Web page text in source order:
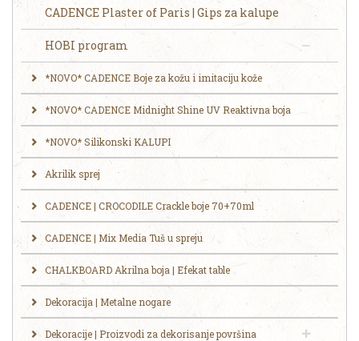
CADENCE Plaster of Paris | Gips za kalupe
HOBI program
*NOVO* CADENCE Boje za kožu i imitaciju kože
*NOVO* CADENCE Midnight Shine UV Reaktivna boja
*NOVO* Silikonski KALUPI
Akrilik sprej
CADENCE | CROCODILE Crackle boje 70+70ml
CADENCE | Mix Media Tuš u spreju
CHALKBOARD Akrilna boja | Efekat table
Dekoracija | Metalne nogare
Dekoracije | Proizvodi za dekorisanje površina